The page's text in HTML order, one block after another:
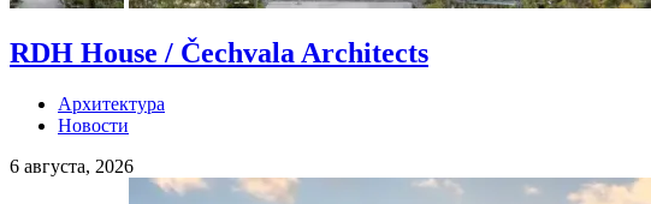
RDH House / Čechvala Architects
Архитектура
Новости
6 августа, 2026